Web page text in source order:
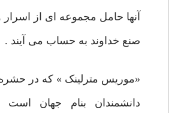
آنها حامل مجموعه ای از اسرار
صنع خداوند به حساب می آیند .
«موریس مترلینک » که در
دانشمندان بنام جهان است